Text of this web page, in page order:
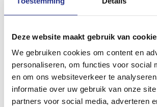
Deze website maakt gebruik van
We gebruiken cookies om content en
personaliseren, om functies voor social
en om ons websiteverkeer te
informatie over uw gebruik van onze
partners voor social media, adverteren